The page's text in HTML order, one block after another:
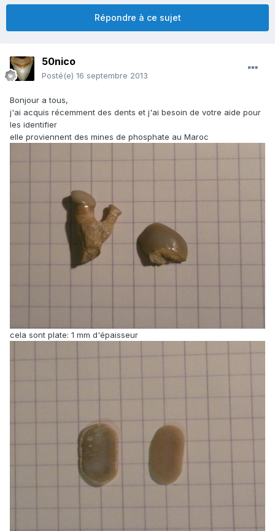
Répondre à ce sujet
50nico
Posté(e) 16 septembre 2013
Bonjour a tous,
j'ai acquis récemment des dents et j'ai besoin de votre aide pour
les identifier
elle proviennent des mines de phosphate au Maroc
cela sont plate: 1 mm d'épaisseur